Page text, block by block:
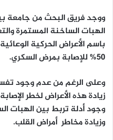
ووجد فريق البحث من جامعة
الهبات الساخنة المستمرة
باسم الأعراض الحركية
50% للإصابة بمرض السكري.
وعلى الرغم من عدم وجود
زيادة هذه الأعراض لخطر
وجود أدلة تربط بين الهبات
وزيادة مخاطر أمراض القلب.